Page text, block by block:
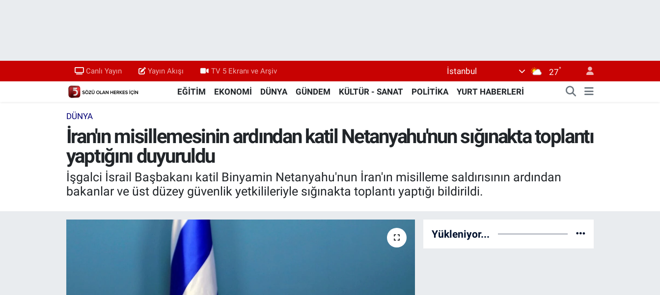
Canlı Yayın Yayın Akışı TV 5 Ekranı ve Arşiv İstanbul 27°
EĞİTİM EKONOMİ DÜNYA GÜNDEM KÜLTÜR - SANAT POLİTİKA YURT HABERLERİ
DÜNYA
İran'ın misillemesinin ardından katil Netanyahu'nun sığınakta toplantı
yaptığını duyuruldu
İşgalci İsrail Başbakanı katil Binyamin Netanyahu'nun İran'ın misilleme saldırısının ardından
bakanlar ve üst düzey güvenlik yetkilileriyle sığınakta toplantı yaptığı bildirildi.
Yükleniyor...
Yayın Akışı
TV 5 Ekranı ve Arşiv